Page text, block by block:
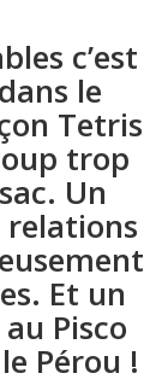
c’est
le
Tetris
trop
Un
relations
Et un
Pisco
Pérou !